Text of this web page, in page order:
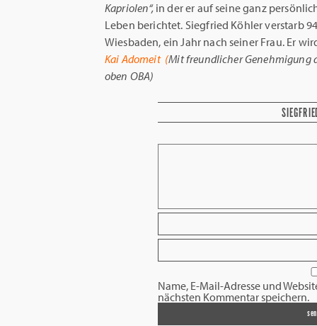
Kapriolen“,in der er auf seine ganz
Leben berichtet. Siegfried Köhler verstarb
Wiesbaden, ein Jahr nach seiner Frau. Er
Kai Adomeit (Mit freundlicher Genehmigung
oben OBA)
Name, E-Mail-Adresse und
nächsten Kommentar speichern.